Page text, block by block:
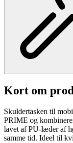
Kort om
Skuldertasken til
PRIME og
lavet af PU-læder af
samme tid. Ideel til